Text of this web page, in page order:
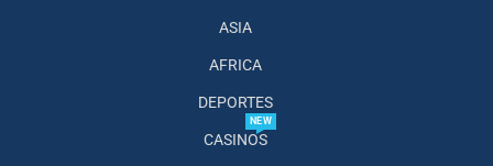
ASIA
AFRICA
DEPORTES
CASINOS
NEW